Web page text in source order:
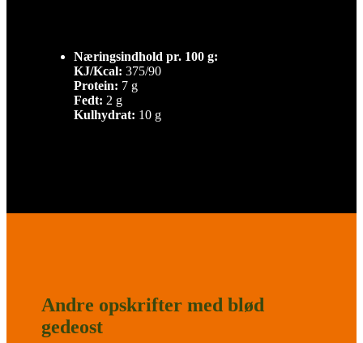
Næringsindhold pr. 100 g:
KJ/Kcal: 375/90
Protein: 7 g
Fedt: 2 g
Kulhydrat: 10 g
Andre opskrifter med blød
gedeost